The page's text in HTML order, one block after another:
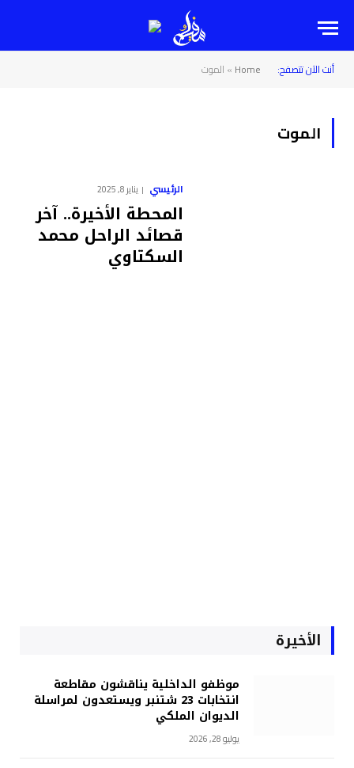
أنت الآن تتصفح: Home
» الموت
الموت
الرئيسي يناير 8, 2025
المحطة الأخيرة.. آخر
قصائد الراحل محمد
السكتاوي
الأخيرة
موظفو الداخلية يناقشون مقاطعة
انتخابات 23 شتنبر ويستعدون لمراسلة
الديوان الملكي
يوليو 28, 2026